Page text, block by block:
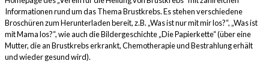
Informationen rund um das Thema Brustkrebs. Es stehen verschiedene
Broschüren zum Herunterladen bereit, z.B. „Was ist nur mit mir los?“, „Was ist
mit Mama los?“, wie auch die Bildergeschichte „Die Papierkette“ (über eine
Mutter, die an Brustkrebs erkrankt, Chemotherapie und Bestrahlung erhält
und wieder gesund wird).